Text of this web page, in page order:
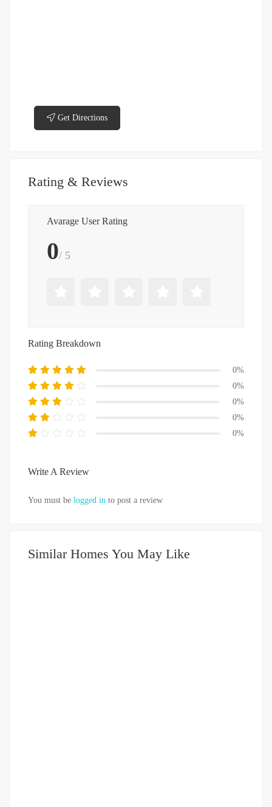
Get Directions
Rating & Reviews
Avarage User Rating
0/ 5
Rating Breakdown
0%
0%
0%
0%
0%
Write A Review
You must be logged in to post a review
Similar Homes You May Like